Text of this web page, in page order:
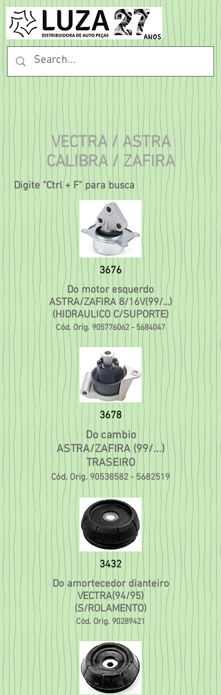
VECTRA / ASTRA
CALIBRA / ZAFIRA
Digite "Ctrl + F" para busca
3676
Do motor esquerdo
ASTRA/ZAFIRA 8/16V(99/...)
(HIDRAULICO C/SUPORTE)
Cód. Orig. 905776062 - 5684047
3678
Do cambio
ASTRA/ZAFIRA (99/...)
TRASEIRO
Cód. Orig.90538582 - 5682519
3432
Do amortecedor dianteiro
VECTRA(94/95)
(S/ROLAMENTO)
Cód. Orig. 90289421